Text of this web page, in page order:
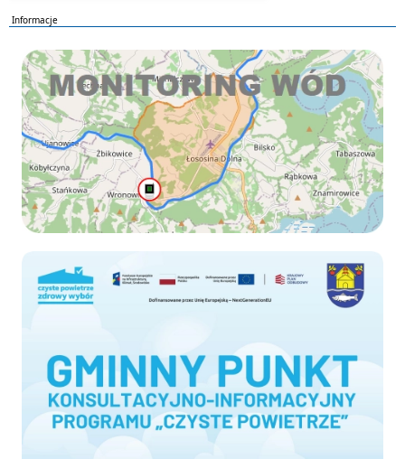
Informacje
Monitoring wod
Czyste-powietrze